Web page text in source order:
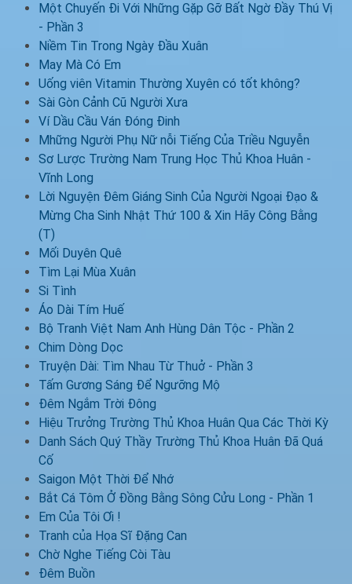
Một Chuyến Đi Với Những Gặp Gỡ Bất Ngờ Đầy Thú Vị
- Phần 3
Niềm Tin Trong Ngày Đầu Xuân
May Mà Có Em
Uống viên Vitamin Thường Xuyên có tốt không?
Sài Gòn Cảnh Cũ Người Xưa
Ví Dầu Cầu Ván Đóng Đinh
Mhững Người Phụ Nữ nỗi Tiếng Của Triều Nguyễn
Sơ Lược Trường Nam Trung Học Thủ Khoa Huân -
Vĩnh Long
Lời Nguyện Đêm Giáng Sinh Của Người Ngoại Đạo &
Mừng Cha Sinh Nhật Thứ 100 & Xin Hãy Công Bằng
(T)
Mối Duyên Quê
Tìm Lại Mùa Xuân
Si Tình
Áo Dài Tím Huế
Bộ Tranh Việt Nam Anh Hùng Dân Tộc - Phần 2
Chim Dòng Dọc
Truyện Dài: Tìm Nhau Từ Thuở - Phần 3
Tấm Gương Sáng Để Ngưỡng Mộ
Đêm Ngắm Trời Đông
Hiệu Trưởng Trường Thủ Khoa Huân Qua Các Thời Kỳ
Danh Sách Quý Thầy Trường Thủ Khoa Huân Đã Quá
Cố
Saigon Một Thời Để Nhớ
Bắt Cá Tôm Ở Đồng Bằng Sông Cửu Long - Phần 1
Em Của Tôi Ơi !
Tranh của Họa Sĩ Đặng Can
Chờ Nghe Tiếng Còi Tàu
Đêm Buồn